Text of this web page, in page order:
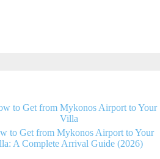
to Get from Mykonos Airport to Your
A Complete Arrival Guide (2026)